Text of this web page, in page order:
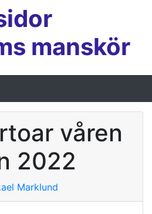
manskör
våren
2022
Marklund